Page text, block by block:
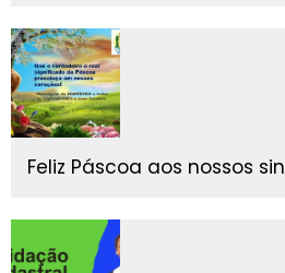
Feliz Páscoa aos nossos